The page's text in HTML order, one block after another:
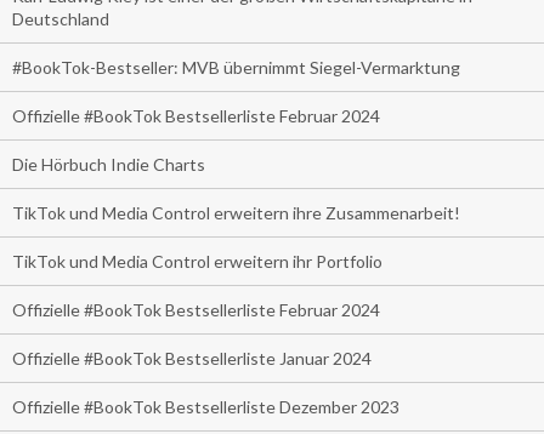
Deutschland
#BookTok-Bestseller: MVB übernimmt Siegel-Vermarktung
Offizielle #BookTok Bestsellerliste Februar 2024
Die Hörbuch Indie Charts
TikTok und Media Control erweitern ihre Zusammenarbeit!
TikTok und Media Control erweitern ihr Portfolio
Offizielle #BookTok Bestsellerliste Februar 2024
Offizielle #BookTok Bestsellerliste Januar 2024
Offizielle #BookTok Bestsellerliste Dezember 2023